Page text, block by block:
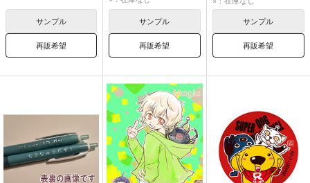
サンプル
再販希望
サンプル
再販希望
サンプル
再販希望